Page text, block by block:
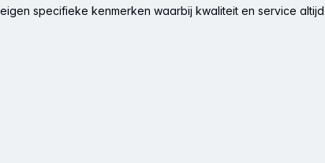
specifieke kenmerken waarbij kwaliteit en service